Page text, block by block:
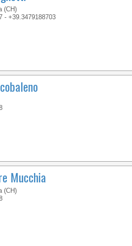
(CH)
- +39.3479188703
Mucchia
(CH)